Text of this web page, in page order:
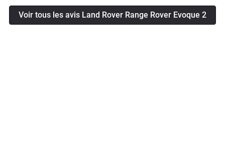
plastiques.Actuellement Propriétaire d’un D240
Dynamic HSE depuis 3 ans, (du 09 /2020), aspect
Voir tous les avis Land Rover Range Rover Evoque 2